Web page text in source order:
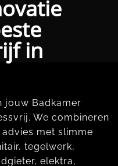
in
jouw Badkamer
We combineren
met slimme
tegelwerk,
elektra,